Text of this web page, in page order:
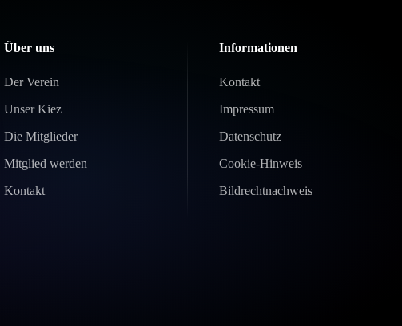
Über uns
Der Verein
Unser Kiez
Die Mitglieder
Mitglied werden
Kontakt
Informationen
Kontakt
Impressum
Datenschutz
Cookie-Hinweis
Bildrechtnachweis